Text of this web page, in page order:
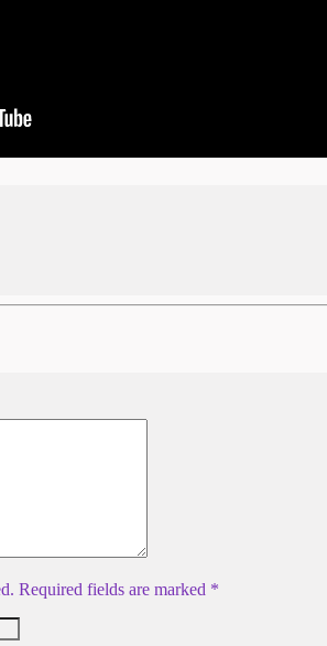
Required fields are marked *